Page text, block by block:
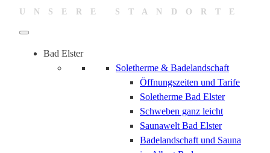
UNSERE STANDORTE
Bad Elster
Soletherme & Badelandschaft
Öffnungszeiten und Tarife
Soletherme Bad Elster
Schweben ganz leicht
Saunawelt Bad Elster
Badelandschaft und Sauna